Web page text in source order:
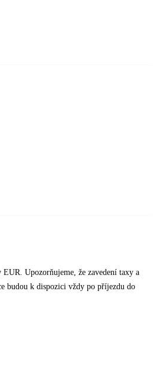
Upozorňujeme, že zavedení taxy a
budou k dispozici vždy po příjezdu do